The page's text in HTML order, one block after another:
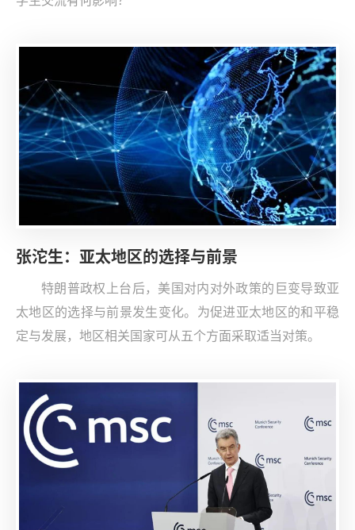
张沱生：亚太地区的选择与前景
特朗普政权上台后，美国对内对外政策的巨变导致亚
太地区的选择与前景发生变化。为促进亚太地区的和平稳
定与发展，地区相关国家可从五个方面采取适当对策。